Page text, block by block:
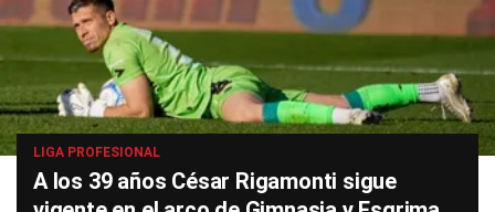
LIGA PROFESIONAL
A los 39 años César Rigamonti sigue